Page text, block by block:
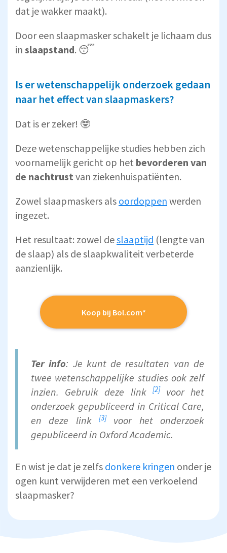
dat je wakker maakt).
Door een slaapmasker schakelt je lichaam dus
in slaapstand. 😴
Is er wetenschappelijk onderzoek gedaan
naar het effect van slaapmaskers?
Dat is er zeker! 🤓
Deze wetenschappelijke studies hebben zich
voornamelijk gericht op het bevorderen van
de nachtrust van ziekenhuispatiënten.
Zowel slaapmaskers als oordoppen werden
ingezet.
Het resultaat: zowel deslaaptijd (lengte van
de slaap) als de slaapkwaliteit verbeterde
aanzienlijk.
Koop bij Bol.com*
Ter info: Je kunt de resultaten van de
twee wetenschappelijke studies ook zelf
inzien. Gebruikdeze link [2]voor het
onderzoek gepubliceerd in Critical Care,
endeze link [3]voor het onderzoek
gepubliceerd in Oxford Academic.
En wist je dat je zelfs donkere kringen onder je
ogen kunt verwijderen met een verkoelend
slaapmasker?